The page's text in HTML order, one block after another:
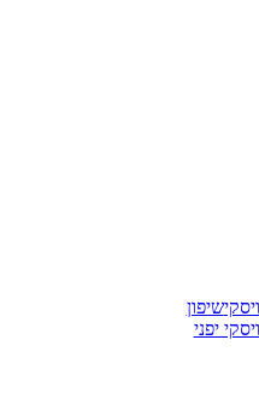
שיפון
יפני